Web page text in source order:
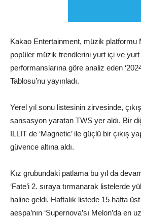
Kakao Entertainment, müzik platformu
popüler müzik trendlerini yurt içi ve yurt
performanslarına göre analiz eden
Tablosu’nu yayınladı.
Yerel yıl sonu listesinin zirvesinde,
sansasyon yaratan TWS yer aldı. Bir
ILLIT de ‘Magnetic’ ile güçlü bir çıkış
güvence altına aldı.
Kız grubundaki patlama bu yıl da
‘Fate’i 2. sıraya tırmanarak listelerde
haline geldi. Haftalık listede 15 hafta
aespa’nın ‘Supernova’sı Melon’da en